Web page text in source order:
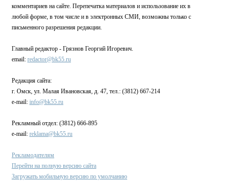
комментариев на сайте. Перепечатка материалов и использование их в
любой форме, в том числе и в электронных СМИ, возможны только с
письменного разрешения редакции.
Главный редактор - Грязнов Георгий Игоревич.
email: redactor@bk55.ru
Редакция сайта:
г. Омск, ул. Малая Ивановская, д. 47, тел.: (3812) 667-214
e-mail: info@bk55.ru
Рекламный отдел: (3812) 666-895
e-mail: reklama@bk55.ru
Рекламодателям
Перейти на полную версию сайта
Загружать мобильную версию по умолчанию